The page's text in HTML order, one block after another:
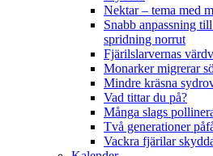
Nektar – tema med
Snabb anpassning
spridning norrut
Fjärilslarvernas
Monarker migrerar
Mindre kräsna
Vad tittar du på?
Många slags
Två generationer
Vackra fjärilar